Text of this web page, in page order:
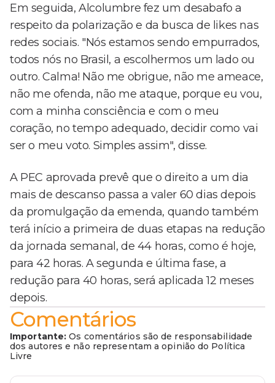
Em seguida, Alcolumbre fez um desabafo a
respeito da polarização e da busca de likes nas
redes sociais. "Nós estamos sendo empurrados,
todos nós no Brasil, a escolhermos um lado ou
outro. Calma! Não me obrigue, não me ameace,
não me ofenda, não me ataque, porque eu vou,
com a minha consciência e com o meu
coração, no tempo adequado, decidir como vai
ser o meu voto. Simples assim", disse.
A PEC aprovada prevê que o direito a um dia
mais de descanso passa a valer 60 dias depois
da promulgação da emenda, quando também
terá início a primeira de duas etapas na redução
da jornada semanal, de 44 horas, como é hoje,
para 42 horas. A segunda e última fase, a
redução para 40 horas, será aplicada 12 meses
depois.
Comentários
Importante: Os comentários são de responsabilidade
dos autores e não representam a opinião do Política
Livre